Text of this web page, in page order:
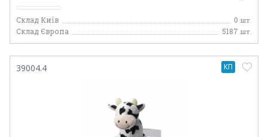
Склад Київ 0 шт.
Склад Європа 5187 шт.
39004.4 КП